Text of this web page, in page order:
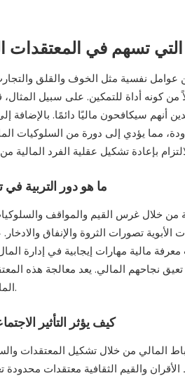
تسهم في المعتقدات
عوامل نفسية مثل الخوف والقلق
كونه أداة للتمكين. على سبيل المثال،
أنهم سيكافحون ماليًا دائمًا. بالإضافة
مما يؤدي إلى دورة من السلوكيات
ما هو دور التربية
من خلال غرس القيم والمواقف
الأبوية تصورات الثروة والإنفاق
مالية مهارات إيجابية في إدارة
نجاحهم المالي. يعد معالجة هذه
المالي وتجاوز العقبات نحو الثروة.
كيف يؤثر التأثير
المالي من خلال تشكيل المعتقدات
والقيم الثقافية معتقدات